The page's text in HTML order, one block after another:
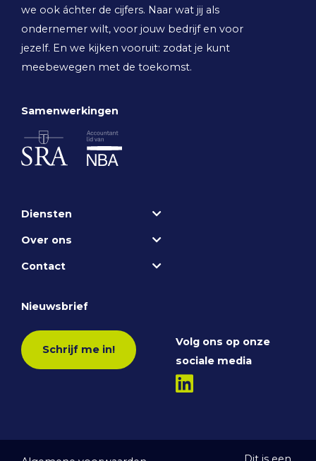
we ook áchter de cijfers. Naar wat jij als
ondernemer wilt, voor jouw bedrijf en voor
jezelf. En we kijken vooruit: zodat je kunt
meebewegen met de toekomst.
Samenwerkingen
Diensten
Over ons
Contact
Nieuwsbrief
Schrijf me in!
Volg ons op onze
sociale media